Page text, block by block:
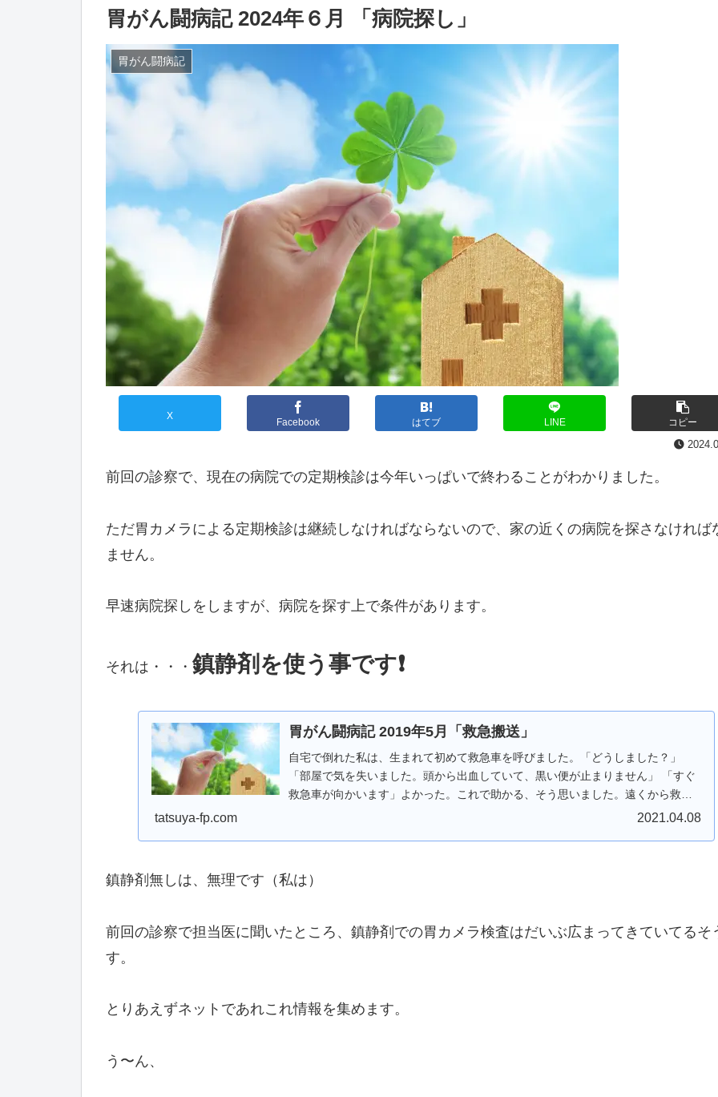
胃がん闘病記 2024年６月 「病院探し」
胃がん闘病記
X
Facebook はてブ LINE コピー
前回の診察で、現在の病院での定期検診は今年いっぱいで終わることがわかりました。
ただ胃カメラによる定期検診は継続しなければならないので、家の近くの病院を探さなければ
ません。
早速病院探しをしますが、病院を探す上で条件があります。
それは・・・ 鎮静剤を使う事です❗
胃がん闘病記 2019年5月「救急搬送」
自宅で倒れた私は、生まれて初めて救急車を呼びました。「どうしました？」
「部屋で気を失いました。頭から出血していて、黒い便が止まりません」 「すぐ
救急車が向かいます」よかった。これで助かる、そう思いました。遠くから救急
tatsuya-fp.com 2021.04.08
鎮静剤無しは、無理です（私は）
前回の診察で担当医に聞いたところ、鎮静剤での胃カメラ検査はだいぶ広まってきていてるそ
す。
とりあえずネットであれこれ情報を集めます。
う〜ん、